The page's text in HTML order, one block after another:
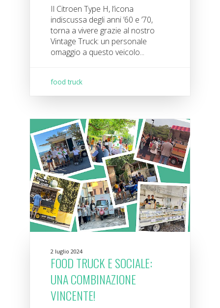
Il Citroen Type H, l’icona
indiscussa degli anni ’60 e ’70,
torna a vivere grazie al nostro
Vintage Truck: un personale
omaggio a questo veicolo...
food truck
2 luglio 2024
FOOD TRUCK E SOCIALE:
UNA COMBINAZIONE
VINCENTE!